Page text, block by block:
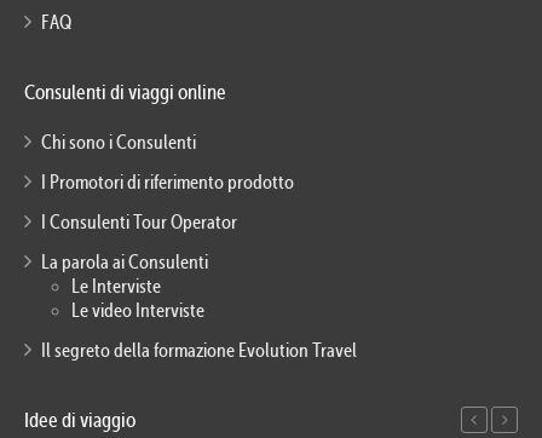
FAQ
Consulenti di viaggi online
Chi sono i Consulenti
I Promotori di riferimento prodotto
I Consulenti Tour Operator
La parola ai Consulenti
Le Interviste
Le video Interviste
Il segreto della formazione Evolution Travel
Idee di viaggio